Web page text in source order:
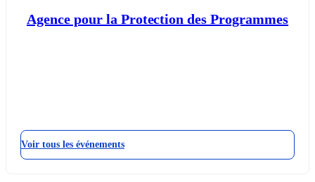
Agence pour la Protection des Programmes
Voir tous les événements